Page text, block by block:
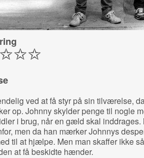
ved at få styr på sin tilværelse,
op. Johnny skylder penge til nogle
i brug, når en gæld skal inddrages.
men da han mærker Johnnys
til at hjælpe. Men man skaffer ikke
at få beskidte hænder.